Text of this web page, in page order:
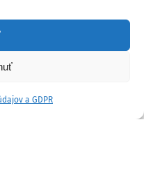
a GDPR